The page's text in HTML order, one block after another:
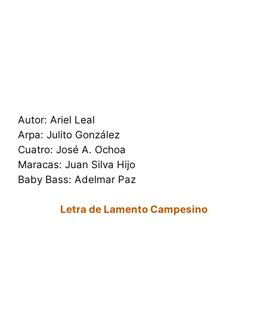
Autor: Ariel Leal
Arpa: Julito González
Cuatro: José A. Ochoa
Maracas: Juan Silva Hijo
Baby Bass: Adelmar Paz
Letra de Lamento Campesino